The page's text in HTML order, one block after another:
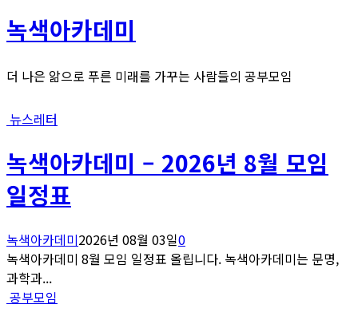
녹색아카데미
더 나은 앎으로 푸른 미래를 가꾸는 사람들의 공부모임
뉴스레터
녹색아카데미 – 2026년 8월 모임
일정표
녹색아카데미2026년 08월 03일0
녹색아카데미 8월 모임 일정표 올립니다. 녹색아카데미는 문명,
과학과...
공부모임